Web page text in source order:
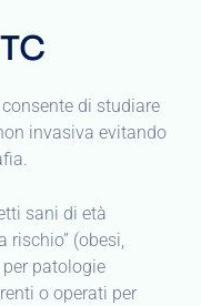
di studiare
invasiva evitando
sani di età
rischio” (obesi,
patologie
o operati per